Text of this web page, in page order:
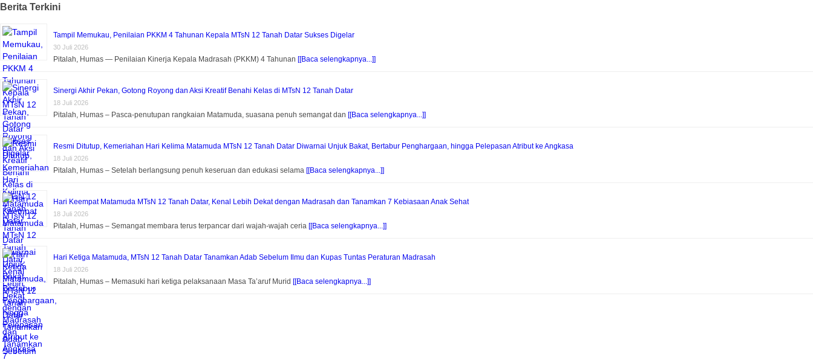
Berita Terkini
Tampil Memukau, Penilaian PKKM 4 Tahunan Kepala MTsN 12 Tanah Datar Sukses Digelar
30 Juli 2026
Pitalah, Humas — Penilaian Kinerja Kepala Madrasah (PKKM) 4 Tahunan [[Baca selengkapnya...]]
Sinergi Akhir Pekan, Gotong Royong dan Aksi Kreatif Benahi Kelas di MTsN 12 Tanah Datar
18 Juli 2026
Pitalah, Humas – Pasca-penutupan rangkaian Matamuda, suasana penuh semangat dan [[Baca selengkapnya...]]
Resmi Ditutup, Kemeriahan Hari Kelima Matamuda MTsN 12 Tanah Datar Diwarnai Unjuk Bakat, Bertabur Penghargaan, hingga Pelepasan Atribut ke Angkasa
18 Juli 2026
Pitalah, Humas – Setelah berlangsung penuh keseruan dan edukasi selama [[Baca selengkapnya...]]
Hari Keempat Matamuda MTsN 12 Tanah Datar, Kenal Lebih Dekat dengan Madrasah dan Tanamkan 7 Kebiasaan Anak Sehat
18 Juli 2026
Pitalah, Humas – Semangat membara terus terpancar dari wajah-wajah ceria [[Baca selengkapnya...]]
Hari Ketiga Matamuda, MTsN 12 Tanah Datar Tanamkan Adab Sebelum Ilmu dan Kupas Tuntas Peraturan Madrasah
18 Juli 2026
Pitalah, Humas – Memasuki hari ketiga pelaksanaan Masa Ta’aruf Murid [[Baca selengkapnya...]]